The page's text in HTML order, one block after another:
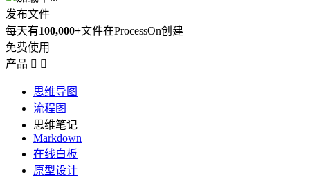
发布文件
每天有100,000+文件在ProcessOn创建
免费使用
产品  
思维导图
流程图
思维笔记
Markdown
在线白板
原型设计